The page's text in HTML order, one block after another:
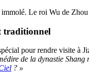
Le roi Wu de
traditionnel
pour rendre visite à
de la dynastie
? »